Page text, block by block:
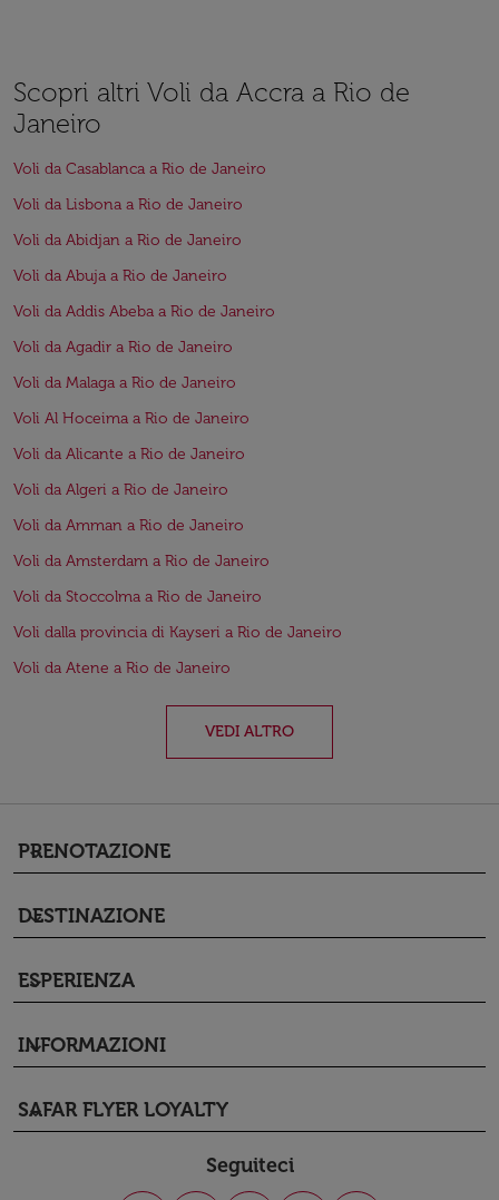
Scopri altri Voli da Accra a Rio de
Janeiro
Voli da Casablanca a Rio de Janeiro
Voli da Lisbona a Rio de Janeiro
Voli da Abidjan a Rio de Janeiro
Voli da Abuja a Rio de Janeiro
Voli da Addis Abeba a Rio de Janeiro
Voli da Agadir a Rio de Janeiro
Voli da Malaga a Rio de Janeiro
Voli Al Hoceima a Rio de Janeiro
Voli da Alicante a Rio de Janeiro
Voli da Algeri a Rio de Janeiro
Voli da Amman a Rio de Janeiro
Voli da Amsterdam a Rio de Janeiro
Voli da Stoccolma a Rio de Janeiro
Voli dalla provincia di Kayseri a Rio de Janeiro
Voli da Atene a Rio de Janeiro
VEDI ALTRO
PRENOTAZIONE
keyboard_arrow_down
DESTINAZIONE
keyboard_arrow_down
ESPERIENZA
keyboard_arrow_down
INFORMAZIONI
keyboard_arrow_down
SAFAR FLYER LOYALTY
keyboard_arrow_down
Seguiteci